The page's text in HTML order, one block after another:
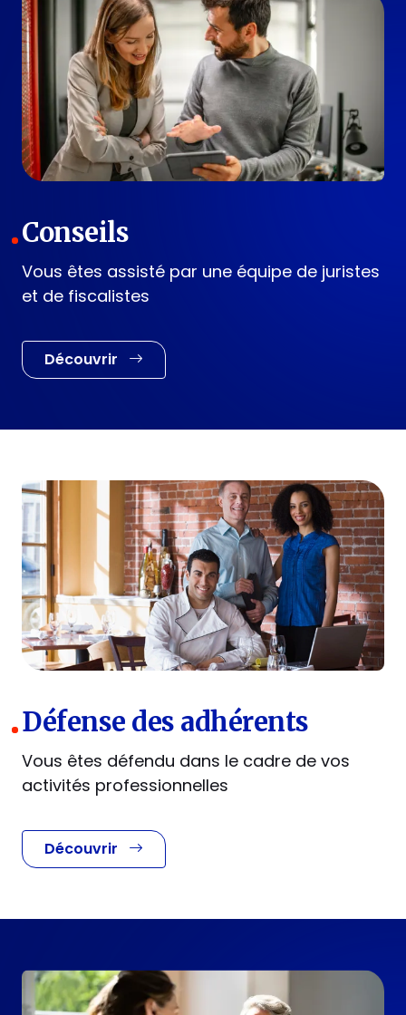
Conseils
Vous êtes assisté par une équipe de juristes
et de fiscalistes
Découvrir
Défense des adhérents
Vous êtes défendu dans le cadre de vos
activités professionnelles
Découvrir